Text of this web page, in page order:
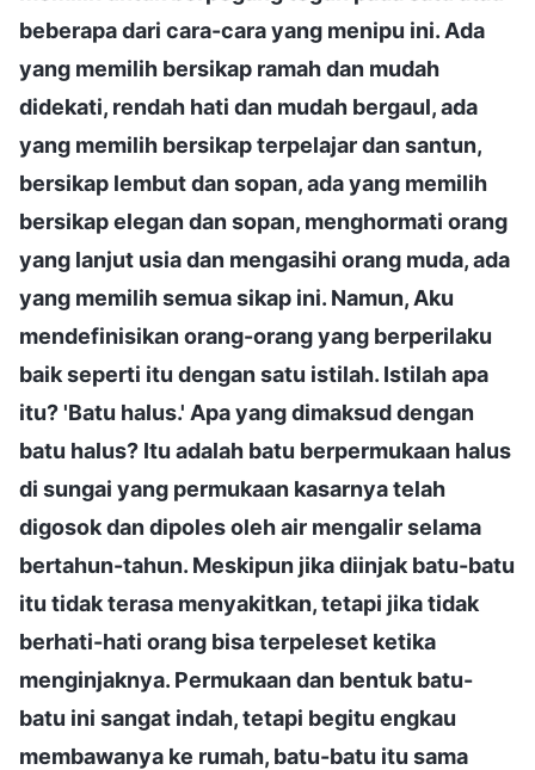
beberapa dari cara-cara yang menipu ini. Ada
yang memilih bersikap ramah dan mudah
didekati, rendah hati dan mudah bergaul, ada
yang memilih bersikap terpelajar dan santun,
bersikap lembut dan sopan, ada yang memilih
bersikap elegan dan sopan, menghormati orang
yang lanjut usia dan mengasihi orang muda, ada
yang memilih semua sikap ini. Namun, Aku
mendefinisikan orang-orang yang berperilaku
baik seperti itu dengan satu istilah. Istilah apa
itu? 'Batu halus.' Apa yang dimaksud dengan
batu halus? Itu adalah batu berpermukaan halus
di sungai yang permukaan kasarnya telah
digosok dan dipoles oleh air mengalir selama
bertahun-tahun. Meskipun jika diinjak batu-batu
itu tidak terasa menyakitkan, tetapi jika tidak
berhati-hati orang bisa terpeleset ketika
menginjaknya. Permukaan dan bentuk batu-
batu ini sangat indah, tetapi begitu engkau
membawanya ke rumah, batu-batu itu sama